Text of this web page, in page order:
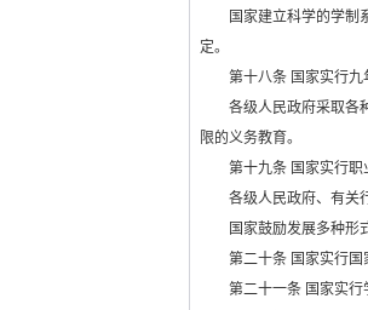
国家建立科学的学制系
定。
第十八条 国家实行九
各级人民政府采取各种
限的义务教育。
第十九条 国家实行职
各级人民政府、有关行
国家鼓励发展多种形式
第二十条 国家实行国家
第二十一条 国家实行